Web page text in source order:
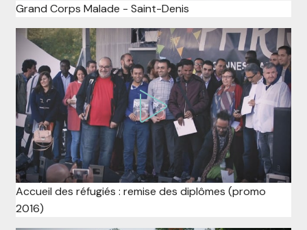
Grand Corps Malade - Saint-Denis
Accueil des réfugiés : remise des diplômes (promo
2016)